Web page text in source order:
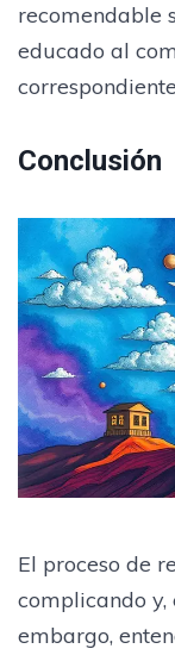
recomendable
educado al
Conclusión
El proceso de
complicando y,
embargo,